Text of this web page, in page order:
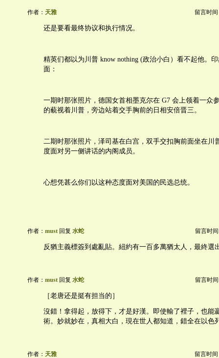
作者： 天雅 留言时间
还是要看最终协议和执行情况。
精英们都以为川普 know nothing (政治小白）看不起他。
面：
一期时那张照片，德国女首相墨克尔在 G7 会上领着一众
的藐视着川普，旁边站着交手胸前的日相安倍晋三。
二期时那张照片，泽司基在白宫，双手交扣胸前面坐在川
度面对另一侧讲话的内阁成员。
心想凭甚么你们以这种态度面对美国的民选总统。
作者： must 回复 水蛇 留言时间
反猶主義標簽到處亂貼。紐約有一百多萬猶太人，最終選
作者： must 回复 水蛇 留言时间
［老唐还是挺有担当的］
沒錯！拿得起，放得下，才是好漢。即使輸了裡子，也能
術。妙就妙在，真相大白，現在世人都知道，錯全在以色
作者： 天雅 留言时间